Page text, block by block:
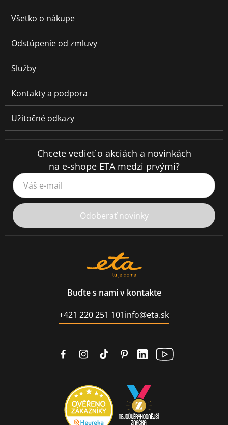
Všetko o nákupe
Odstúpenie od zmluvy
Služby
Kontakty a podpora
Užitočné odkazy
Chcete vedieť o akciách a novinkách
na e-shope ETA medzi prvými?
Váš e-mail
Odoberať novinky
Buďte s nami v kontakte
+421 220 251 101info@eta.sk